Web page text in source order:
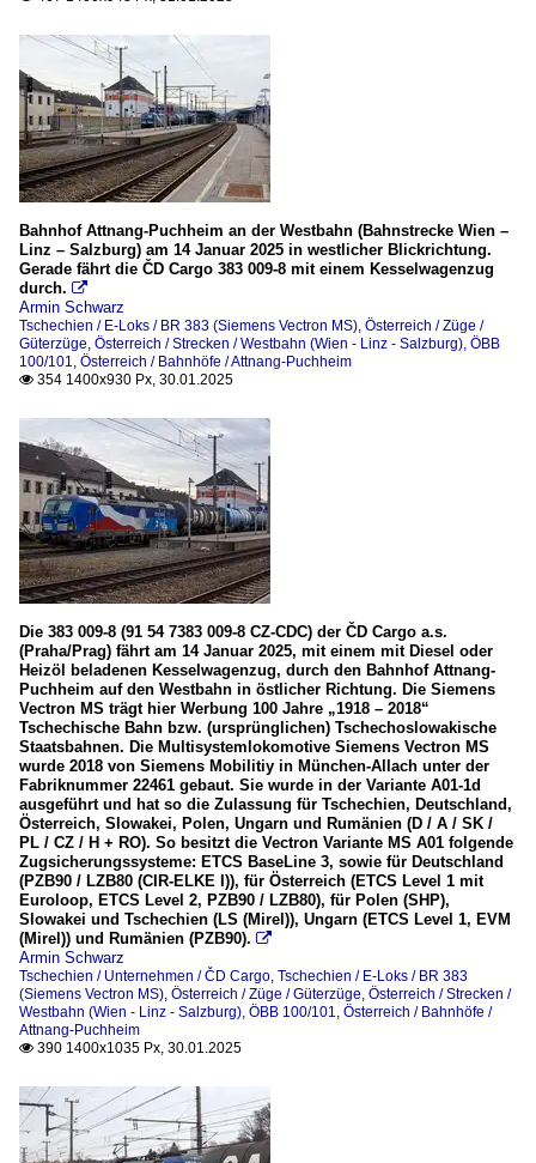
Bahnhof Attnang-Puchheim an der Westbahn (Bahnstrecke Wien –
Linz – Salzburg) am 14 Januar 2025 in westlicher Blickrichtung.
Gerade fährt die ČD Cargo 383 009-8 mit einem Kesselwagenzug
durch. 
Armin Schwarz
Tschechien / E-Loks / BR 383 (Siemens Vectron MS), Österreich / Züge /
Güterzüge, Österreich / Strecken / Westbahn (Wien - Linz - Salzburg), ÖBB
100/101, Österreich / Bahnhöfe / Attnang-Puchheim
 354 1400x930 Px, 30.01.2025
Die 383 009-8 (91 54 7383 009-8 CZ-CDC) der ČD Cargo a.s.
(Praha/Prag) fährt am 14 Januar 2025, mit einem mit Diesel oder
Heizöl beladenen Kesselwagenzug, durch den Bahnhof Attnang-
Puchheim auf den Westbahn in östlicher Richtung. Die Siemens
Vectron MS trägt hier Werbung 100 Jahre „1918 – 2018“
Tschechische Bahn bzw. (ursprünglichen) Tschechoslowakische
Staatsbahnen. Die Multisystemlokomotive Siemens Vectron MS
wurde 2018 von Siemens Mobilitiy in München-Allach unter der
Fabriknummer 22461 gebaut. Sie wurde in der Variante A01-1d
ausgeführt und hat so die Zulassung für Tschechien, Deutschland,
Österreich, Slowakei, Polen, Ungarn und Rumänien (D / A / SK /
PL / CZ / H + RO). So besitzt die Vectron Variante MS A01 folgende
Zugsicherungssysteme: ETCS BaseLine 3, sowie für Deutschland
(PZB90 / LZB80 (CIR-ELKE I)), für Österreich (ETCS Level 1 mit
Euroloop, ETCS Level 2, PZB90 / LZB80), für Polen (SHP),
Slowakei und Tschechien (LS (Mirel)), Ungarn (ETCS Level 1, EVM
(Mirel)) und Rumänien (PZB90). 
Armin Schwarz
Tschechien / Unternehmen / ČD Cargo, Tschechien / E-Loks / BR 383
(Siemens Vectron MS), Österreich / Züge / Güterzüge, Österreich / Strecken /
Westbahn (Wien - Linz - Salzburg), ÖBB 100/101, Österreich / Bahnhöfe /
Attnang-Puchheim
 390 1400x1035 Px, 30.01.2025